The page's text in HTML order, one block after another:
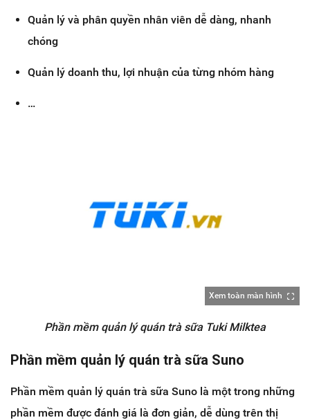
Quản lý và phân quyền nhân viên dễ dàng, nhanh
chóng
Quản lý doanh thu, lợi nhuận của từng nhóm hàng
…
Xem toàn màn hình
Phần mềm quản lý quán trà sữa Tuki Milktea
Phần mềm quản lý quán trà sữa Suno
Phần mềm quản lý quán trà sữa Suno là một trong những
phần mềm được đánh giá là đơn giản, dễ dùng trên thị